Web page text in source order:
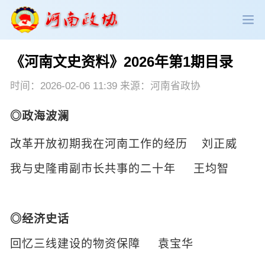
政协领导 政协新闻 政协机构
党派团体 市县政协 专题荟萃
《河南文史资料》2026年第1期目录
时间：2026-02-06 11:39 来源：河南省政协
◎政海波澜
改革开放初期我在河南工作的经历 刘正威
我与史隆甫副市长共事的二十年 王均智
◎经济史话
回忆三线建设的物资保障 袁宝华